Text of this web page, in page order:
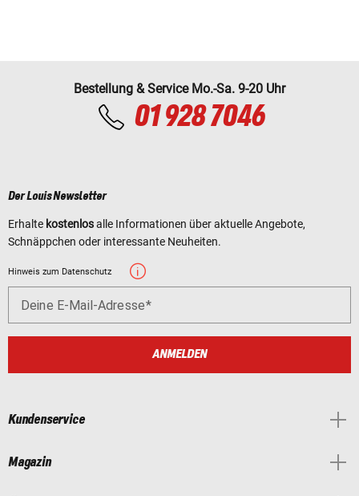
Bestellung & Service Mo.-Sa. 9-20 Uhr
01 928 7046
Der Louis Newsletter
Erhalte kostenlosalle Informationen über aktuelle Angebote,
Schnäppchen oder interessante Neuheiten.
Hinweis zum Datenschutz
Deine E-Mail-Adresse
ANMELDEN
Kundenservice
Magazin